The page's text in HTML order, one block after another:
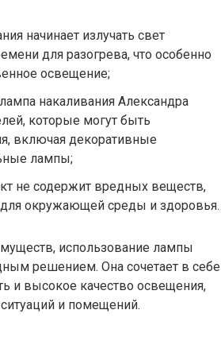
начинает излучать свет
для разогрева, что особенно
освещение;
накаливания Александра
которые могут быть
включая декоративные
лампы;
не содержит вредных веществ,
для окружающей среды и здоровья.
использование лампы
решением. Она сочетает в себе
и высокое качество освещения,
и помещений.